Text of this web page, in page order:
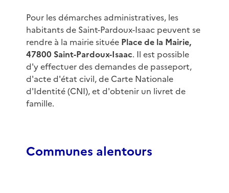
Pour les démarches administratives, les
habitants de Saint-Pardoux-Isaac peuvent se
rendre à la mairie située Place de la Mairie,
47800 Saint-Pardoux-Isaac. Il est possible
d'y effectuer des demandes de passeport,
d'acte d'état civil, de Carte Nationale
d'Identité (CNI), et d'obtenir un livret de
famille.
Communes alentours